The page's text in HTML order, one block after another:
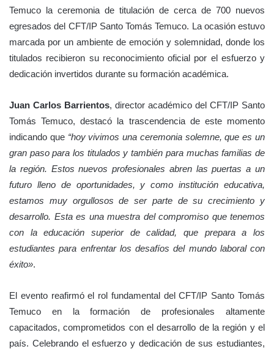
Temuco la ceremonia de titulación de cerca de 700 nuevos
egresados del CFT/IP Santo Tomás Temuco. La ocasión estuvo
marcada por un ambiente de emoción y solemnidad, donde los
titulados recibieron su reconocimiento oficial por el esfuerzo y
dedicación invertidos durante su formación académica.
Juan Carlos Barrientos, director académico del CFT/IP Santo
Tomás Temuco, destacó la trascendencia de este momento
indicando que “hoy vivimos una ceremonia solemne, que es un
gran paso para los titulados y también para muchas familias de
la región. Estos nuevos profesionales abren las puertas a un
futuro lleno de oportunidades, y como institución educativa,
estamos muy orgullosos de ser parte de su crecimiento y
desarrollo. Esta es una muestra del compromiso que tenemos
con la educación superior de calidad, que prepara a los
estudiantes para enfrentar los desafíos del mundo laboral con
éxito».
El evento reafirmó el rol fundamental del CFT/IP Santo Tomás
Temuco en la formación de profesionales altamente
capacitados, comprometidos con el desarrollo de la región y el
país. Celebrando el esfuerzo y dedicación de sus estudiantes,